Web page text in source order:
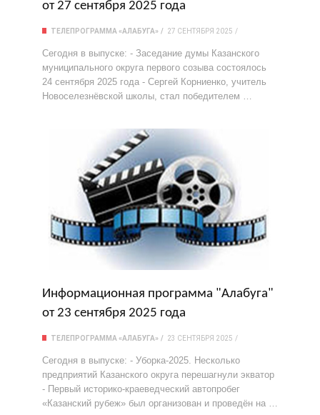
от 27 сентября 2025 года
ТЕЛЕПРОГРАММА «АЛАБУГА» 27 СЕНТЯБРЯ 2025
Сегодня в выпуске: - Заседание думы Казанского
муниципального округа первого созыва состоялось
24 сентября 2025 года - Сергей Корниенко, учитель
Новоселезнёвской школы, стал победителем …
Информационная программа "Алабуга"
от 23 сентября 2025 года
ТЕЛЕПРОГРАММА «АЛАБУГА» 23 СЕНТЯБРЯ 2025
Сегодня в выпуске: - Уборка-2025. Несколько
предприятий Казанского округа перешагнули экватор
- Первый историко-краеведческий автопробег
«Казанский рубеж» был организован и проведён на …